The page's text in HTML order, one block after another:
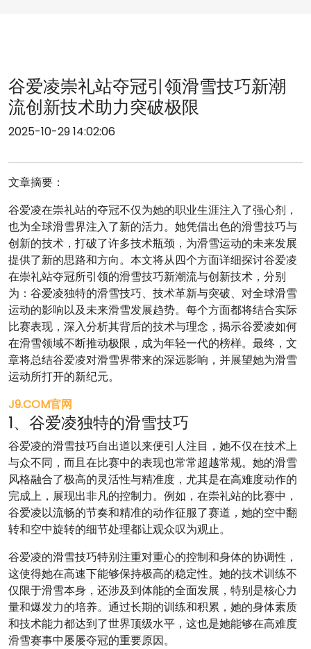
谷爱凌崇礼站夺冠引领滑雪技巧新潮
流创新技术助力突破极限
2025-10-29 14:02:06
文章摘要：
谷爱凌在崇礼站的夺冠不仅为她的职业生涯注入了强心剂，
也为全球滑雪界注入了新的活力。她凭借出色的滑雪技巧与
创新的技术，打破了许多技术瓶颈，为滑雪运动的未来发展
提供了新的思路和方向。本文将从四个方面详细探讨谷爱凌
在崇礼站夺冠所引领的滑雪技巧新潮流与创新技术，分别
为：谷爱凌独特的滑雪技巧、技术革新与突破、对全球滑雪
运动的影响以及未来滑雪发展趋势。每个方面都将结合实际
比赛表现，深入分析其背后的技术与理念，揭示谷爱凌如何
在滑雪领域不断推动极限，成为年轻一代的榜样。最终，文
章将总结谷爱凌对滑雪界带来的深远影响，并展望她为滑雪
运动所打开的新纪元。
J9.COM官网
1、谷爱凌独特的滑雪技巧
谷爱凌的滑雪技巧自出道以来便引人注目，她不仅在技术上
与众不同，而且在比赛中的表现也常常超越常规。她的滑雪
风格融合了极高的灵活性与精准度，尤其是在高难度动作的
完成上，展现出非凡的控制力。例如，在崇礼站的比赛中，
谷爱凌以流畅的节奏和精准的动作征服了赛道，她的空中翻
转和空中旋转的细节处理都让观众叹为观止。
谷爱凌的滑雪技巧特别注重对重心的控制和身体的协调性，
这使得她在高速下能够保持极高的稳定性。她的技术训练不
仅限于滑雪本身，还涉及到体能的全面发展，特别是核心力
量和爆发力的培养。通过长期的训练和积累，她的身体素质
和技术能力都达到了世界顶级水平，这也是她能够在高难度
滑雪赛事中屡屡夺冠的重要原因。